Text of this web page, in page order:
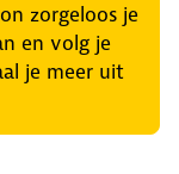
zorgeloos je
en volg je
je meer uit